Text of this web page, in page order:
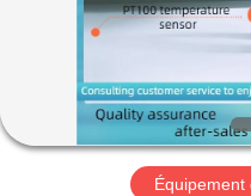
SUJET
DE
NOUS
Équipement